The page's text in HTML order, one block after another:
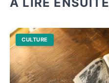
CULTURE